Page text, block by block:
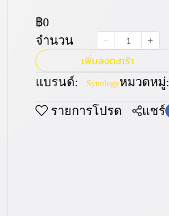
฿0
จำนวน
เพิ่มลงตะกร้า
แบรนด์: Synologyหมวดหมู่:
รายการโปรด แชร์